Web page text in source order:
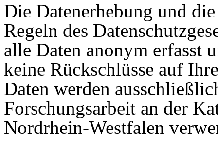
Die Datenerhebung und
Regeln des
alle Daten anonym erfasst
keine Rückschlüsse auf
Daten werden
Forschungsarbeit an der
Nordrhein-Westfalen